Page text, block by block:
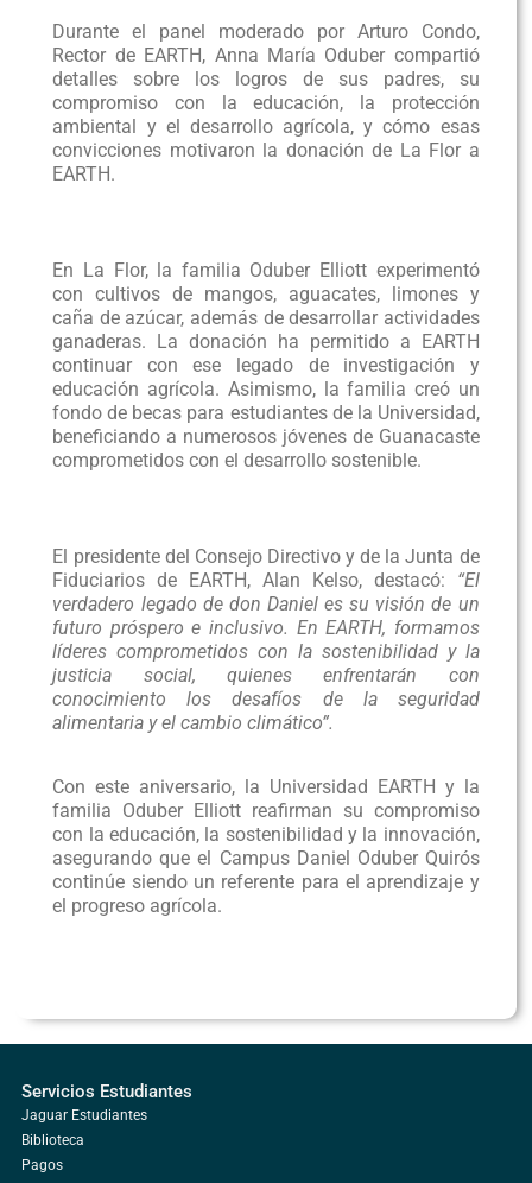
Durante el panel moderado por Arturo Condo,
Rector de EARTH, Anna María Oduber compartió
detalles sobre los logros de sus padres, su
compromiso con la educación, la protección
ambiental y el desarrollo agrícola, y cómo esas
convicciones motivaron la donación de La Flor a
EARTH.
En La Flor, la familia Oduber Elliott experimentó
con cultivos de mangos, aguacates, limones y
caña de azúcar, además de desarrollar actividades
ganaderas. La donación ha permitido a EARTH
continuar con ese legado de investigación y
educación agrícola. Asimismo, la familia creó un
fondo de becas para estudiantes de la Universidad,
beneficiando a numerosos jóvenes de Guanacaste
comprometidos con el desarrollo sostenible.
El presidente del Consejo Directivo y de la Junta de
Fiduciarios de EARTH, Alan Kelso, destacó: “El
verdadero legado de don Daniel es su visión de un
futuro próspero e inclusivo. En EARTH, formamos
líderes comprometidos con la sostenibilidad y la
justicia social, quienes enfrentarán con
conocimiento los desafíos de la seguridad
alimentaria y el cambio climático”.
Con este aniversario, la Universidad EARTH y la
familia Oduber Elliott reafirman su compromiso
con la educación, la sostenibilidad y la innovación,
asegurando que el Campus Daniel Oduber Quirós
continúe siendo un referente para el aprendizaje y
el progreso agrícola.
Servicios Estudiantes
Jaguar Estudiantes
Biblioteca
Pagos